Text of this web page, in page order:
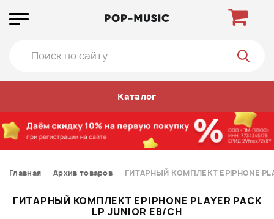
Каталог
Главная Архив товаров ГИТАРНЫЙ КОМПЛЕКТ EPIPHONE
ГИТАРНЫЙ КОМПЛЕКТ EPIPHONE PLAYER PACK
LP JUNIOR EB/CH